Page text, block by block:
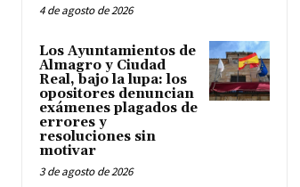
4 de agosto de 2026
Los Ayuntamientos de
Almagro y Ciudad
Real, bajo la lupa: los
opositores denuncian
exámenes plagados de
errores y
resoluciones sin
motivar
3 de agosto de 2026